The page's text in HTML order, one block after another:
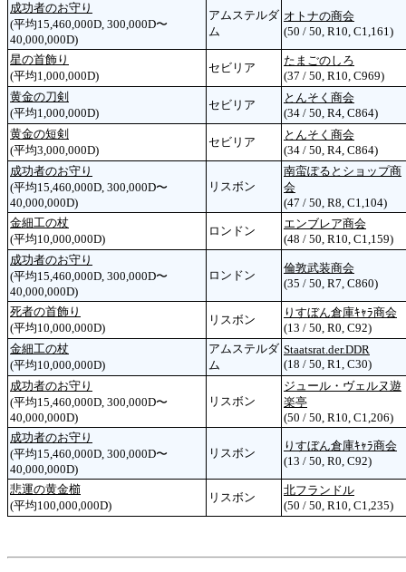
成功者のお守り
(平均15,460,000D, 300,000D〜
40,000,000D)
アムステルダ
ム
オトナの商会
(50 / 50, R10, C1,161)
星の首飾り
(平均1,000,000D)
セビリア
たまごのしろ
(37 / 50, R10, C969)
黄金の刀剣
(平均1,000,000D)
セビリア
とんそく商会
(34 / 50, R4, C864)
黄金の短剣
(平均3,000,000D)
セビリア
とんそく商会
(34 / 50, R4, C864)
成功者のお守り
(平均15,460,000D, 300,000D〜
40,000,000D)
リスボン
南蛮ぽるとショップ商
会
(47 / 50, R8, C1,104)
金細工の杖
(平均10,000,000D)
ロンドン
エンブレア商会
(48 / 50, R10, C1,159)
成功者のお守り
(平均15,460,000D, 300,000D〜
40,000,000D)
ロンドン
倫敦武装商会
(35 / 50, R7, C860)
死者の首飾り
(平均10,000,000D)
リスボン
りすぼん倉庫ｷｬﾗ商会
(13 / 50, R0, C92)
金細工の杖
(平均10,000,000D)
アムステルダ
ム
Staatsrat.der.DDR
(18 / 50, R1, C30)
成功者のお守り
(平均15,460,000D, 300,000D〜
40,000,000D)
リスボン
ジュール・ヴェルヌ遊
楽亭
(50 / 50, R10, C1,206)
成功者のお守り
(平均15,460,000D, 300,000D〜
40,000,000D)
リスボン
りすぼん倉庫ｷｬﾗ商会
(13 / 50, R0, C92)
悲運の黄金櫛
(平均100,000,000D)
リスボン
北フランドル
(50 / 50, R10, C1,235)